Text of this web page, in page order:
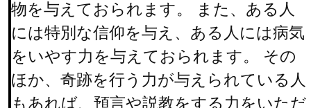
物を与えておられます。 また、ある人
には特別な信仰を与え、ある人には病気
をいやす力を与えておられます。 その
ほか、奇跡を行う力が与えられている人
もあれば、預言や説教をする力をいただ